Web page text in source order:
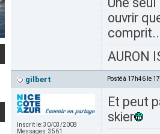
ouvrir
AURON
gilbert Posté à 17h46 le
Inscrit le:30/03/2008
Messages:3561
Et peut
skier